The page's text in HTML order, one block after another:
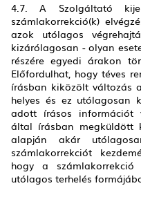
4.7. A Szolgáltató
számlakorrekció(k)
azok utólagos
kizárólagosan - olyan
részére egyedi árakon
Előfordulhat, hogy téves
írásban kiközölt változás
helyes és ez utólagosan
adott írásos információt
által írásban megküldött
alapján akár
számlakorrekciót
hogy a
utólagos terhelés